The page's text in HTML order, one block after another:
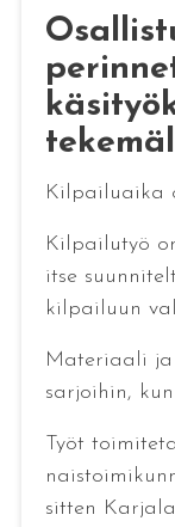
Kilpailuaika
Kilpailutyö
itse
kilpailuun
Materiaali ja
sarjoihin,
Työt
sitten